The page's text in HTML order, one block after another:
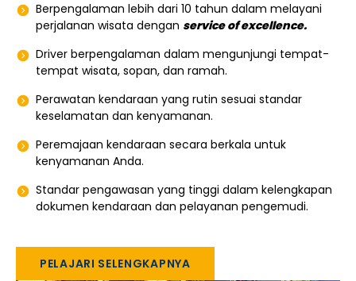
Berpengalaman lebih dari 10 tahun dalam melayani
perjalanan wisata dengan service of excellence.
Driver berpengalaman dalam mengunjungi tempat-
tempat wisata, sopan, dan ramah.
Perawatan kendaraan yang rutin sesuai standar
keselamatan dan kenyamanan.
Peremajaan kendaraan secara berkala untuk
kenyamanan Anda.
Standar pengawasan yang tinggi dalam kelengkapan
dokumen kendaraan dan pelayanan pengemudi.
PELAJARI SELENGKAPNYA